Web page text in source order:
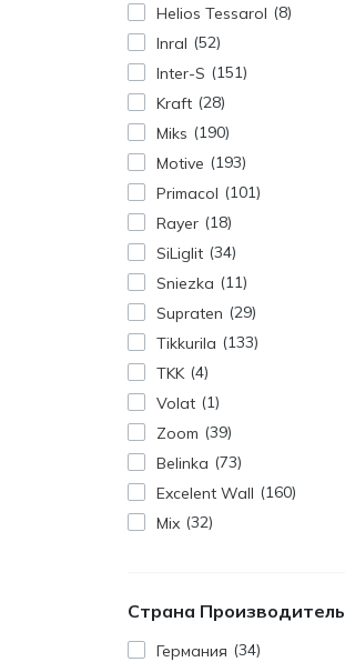
Helios Tessarol
8
Inral
52
Inter-S
151
Kraft 28
Miks
190
Motive
193
Primacol
101
Rayer
18
SiLiglit 34
Sniezka
11
Supraten
29
Tikkurila
133
TKK 4
Volat
1
Zoom
39
Belinka
73
Excelent Wall
160
Mix 32
Страна Производитель
Германия
34